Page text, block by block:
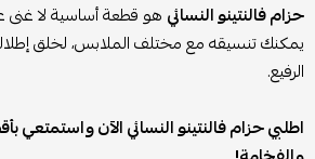
حزام فالنتينو النسائي هو قطعة أساسية لا غنى
يمكنك تنسيقه مع مختلف الملابس، لخلق
الرفيع.
اطلبي حزام فالنتينو النسائي الآن واستمتعي